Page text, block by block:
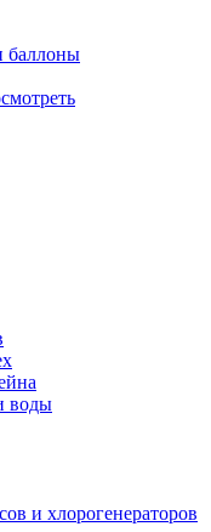
баллоны
воды
и хлорогенераторов